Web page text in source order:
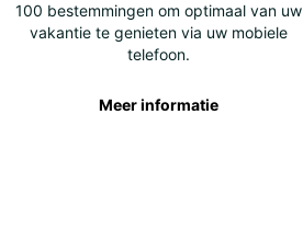
100 bestemmingen om optimaal van uw
vakantie te genieten via uw mobiele
telefoon.
Meer informatie